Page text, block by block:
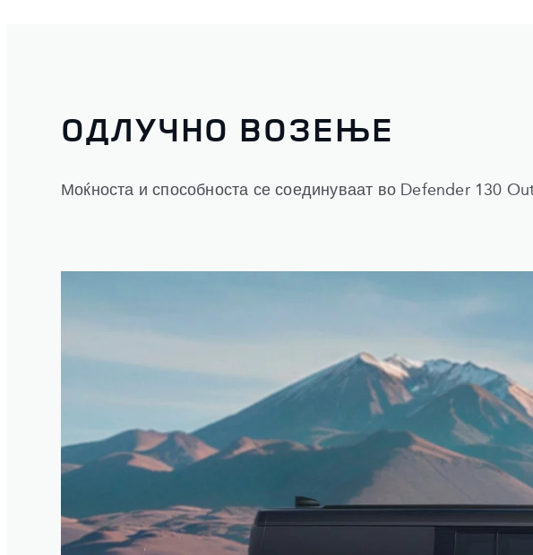
ОДЛУЧНО ВОЗЕЊЕ
Моќноста и способноста се соединуваат во Defender 130